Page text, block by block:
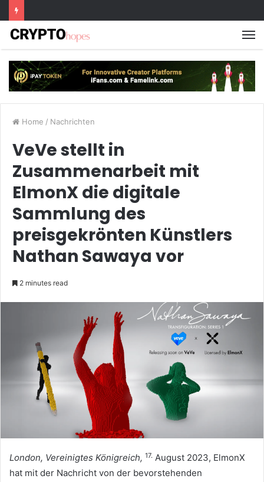
Home / Nachrichten
VeVe stellt in
Zusammenarbeit mit
ElmonX die digitale
Sammlung des
preisgekrönten Künstlers
Nathan Sawaya vor
2 minutes read
London, Vereinigtes Königreich, 17. August 2023, ElmonX
hat mit der Nachricht von der bevorstehenden